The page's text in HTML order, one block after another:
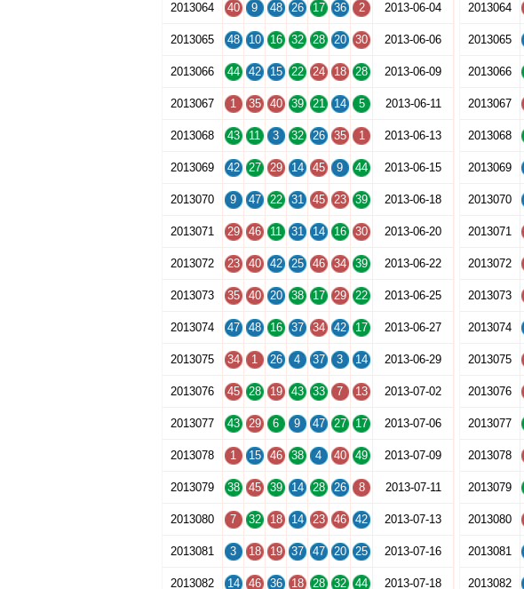
2013064 40 9 48 26 17 36 2 2013-06-04
2013065 48 10 16 32 28 20 30 2013-06-06
2013066 44 42 15 22 24 18 28 2013-06-09
2013067 1 35 40 39 21 14 5 2013-06-11
2013068 43 11 3 32 26 35 1 2013-06-13
2013069 42 27 29 14 45 9 44 2013-06-15
2013070 9 47 22 31 45 23 39 2013-06-18
2013071 29 46 11 31 14 16 30 2013-06-20
2013072 23 40 42 25 46 34 39 2013-06-22
2013073 35 40 20 38 17 29 22 2013-06-25
2013074 47 48 16 37 34 42 17 2013-06-27
2013075 34 1 26 4 37 3 14 2013-06-29
2013076 45 28 19 43 33 7 13 2013-07-02
2013077 43 29 6 9 47 27 17 2013-07-06
2013078 1 15 46 38 4 40 49 2013-07-09
2013079 38 45 39 14 28 26 8 2013-07-11
2013080 7 32 18 14 23 46 42 2013-07-13
2013081 3 18 19 37 47 20 25 2013-07-16
2013082 14 46 36 18 28 32 44 2013-07-18
2013064
2013065
2013066
2013067
2013068
2013069
2013070
2013071
2013072
2013073
2013074
2013075
2013076
2013077
2013078
2013079
2013080
2013081
2013082